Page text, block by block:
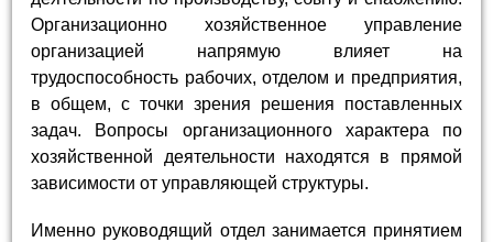
Организационно хозяйственное управление
организацией напрямую влияет на
трудоспособность рабочих, отделом и предприятия,
в общем, с точки зрения решения поставленных
задач. Вопросы организационного характера по
хозяйственной деятельности находятся в прямой
зависимости от управляющей структуры.
Именно руководящий отдел занимается принятием